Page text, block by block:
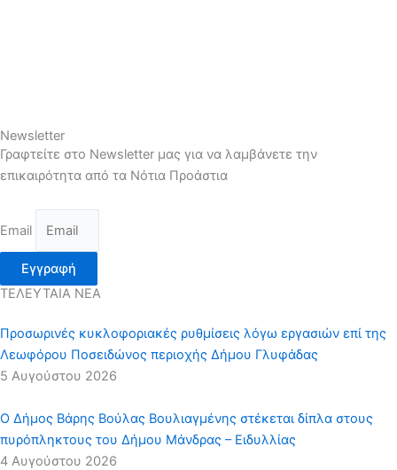
Newsletter
Γραφτείτε στο Newsletter μας για να λαμβάνετε την
επικαιρότητα από τα Νότια Προάστια
Email
Εγγραφή
ΤΕΛΕΥΤΑΙΑ ΝΕΑ
Προσωρινές κυκλοφοριακές ρυθμίσεις λόγω εργασιών επί της
Λεωφόρου Ποσειδώνος περιοχής Δήμου Γλυφάδας
5 Αυγούστου 2026
Ο Δήμος Βάρης Βούλας Βουλιαγμένης στέκεται δίπλα στους
πυρόπληκτους του Δήμου Μάνδρας – Ειδυλλίας
4 Αυγούστου 2026